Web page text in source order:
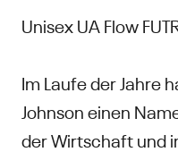
Unisex UA Flow
Im Laufe der Jahre
Johnson einen
der Wirtschaft und